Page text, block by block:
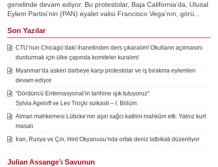
genelinde devam ediyor. Bu protestolar, Baja California’da, Ulusal
Eylem Partisi’nin (PAN) eyalet valisi Francisco Vega’nın, görü...
Son Yazılar
CTU’nun Chicago’daki ihanetinden ders çıkaralım! Okulların açılmasını
durdurmak için ülke çapında komiteler kuralım!
Myanmar’da askeri darbeye karşı protestolar ve iş bırakma eylemleri
devam ediyor
“Dördüncü Enternasyonal’in tarihine ışık tutuyoruz”
Sylvia Ageloff ve Lev Troçki suikastı – I. Bölüm
Alman mahkemesi Lübcke’nin aşırı sağcı katilini mahkûm etti: Yalnız kurt
masalı
İran, Rusya ve Çin, Hint Okyanusu’nda ortak deniz tatbikatı düzenliyor
Julian Assange’ı Savunun